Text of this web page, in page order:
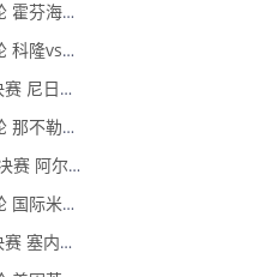
2026年01月15日 德甲第17轮 霍芬海姆vs门兴 全场录像
2026年01月15日 德甲第17轮 科隆vs拜仁慕尼黑 全场录像
2026年01月15日 非洲杯半决赛 尼日利亚vs摩洛哥 全场录像
2026年01月15日 意甲第16轮 那不勒斯vs帕尔马 全场录像
2026年01月15日 国王杯1/8决赛 阿尔瓦塞特vs皇家马德里 全场录像
2026年01月15日 意甲第16轮 国际米兰vs莱切 全场录像
2026年01月15日 非洲杯半决赛 塞内加尔vs埃及 全场录像